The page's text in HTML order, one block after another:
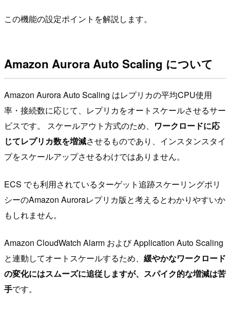
この機能の設定ポイントを解説します。
Amazon Aurora Auto Scaling について
Amazon Aurora Auto Scaling はレプリカの平均CPU使用
率・接続数に応じて、レプリカをオートスケールさせるサー
ビスです。 スケールアウト方式のため、 ワークロードに応
じてレプリカ数を増減させるものであり、インスタンスタイ
プをスケールアップさせるわけではありません。
ECS でも利用されているターゲット追跡スケーリングポリ
シーのAmazon Auroraレプリカ版と考えるとわかりやすいか
もしれません。
Amazon CloudWatch Alarm および Application Auto Scaling
と連動してオートスケールするため、 緩やかなワークロード
の変化にはスムーズに追従しますが、スパイク的な増減は苦
手です。